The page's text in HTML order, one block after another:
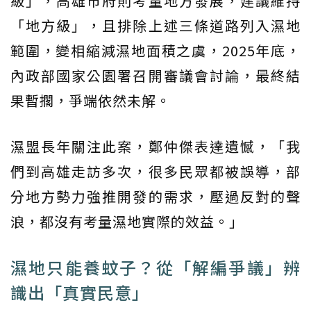
「地方級」，且排除上述三條道路列入濕地
範圍，變相縮減濕地面積之虞，2025年底，
內政部國家公園署召開審議會討論，最終結
果暫擱，爭端依然未解。
濕盟長年關注此案，鄭仲傑表達遺憾，「我
們到高雄走訪多次，很多民眾都被誤導，部
分地方勢力強推開發的需求，壓過反對的聲
浪，都沒有考量濕地實際的效益。」
濕地只能養蚊子？從「解編爭議」辨
識出「真實民意」